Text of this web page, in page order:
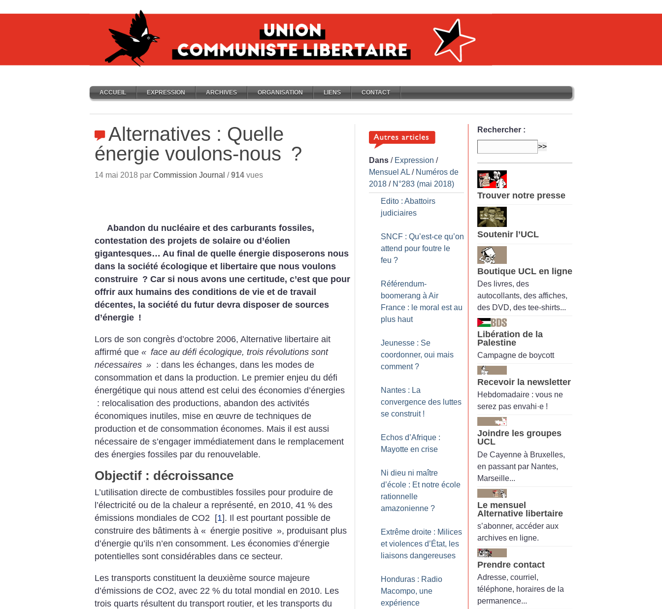
ACCUEIL EXPRESSION ARCHIVES ORGANISATION LIENS CONTACT
Alternatives : Quelle
énergie voulons-nous ?
14 mai 2018 par Commission Journal /914 vues
Abandon du nucléaire et des carburants fossiles,
contestation des projets de solaire ou d’éolien
gigantesques… Au final de quelle énergie disposerons nous
dans la société écologique et libertaire que nous voulons
construire ? Car si nous avons une certitude, c’est que pour
offrir aux humains des conditions de vie et de travail
décentes, la société du futur devra disposer de sources
d’énergie !
Lors de son congrès d’octobre 2006, Alternative libertaire ait
affirmé que « face au défi écologique, trois révolutions sont
nécessaires » : dans les échanges, dans les modes de
consommation et dans la production. Le premier enjeu du défi
énergétique qui nous attend est celui des économies d’énergies
: relocalisation des productions, abandon des activités
économiques inutiles, mise en œuvre de techniques de
production et de consommation économes. Mais il est aussi
nécessaire de s’engager immédiatement dans le remplacement
des énergies fossiles par du renouvelable.
Objectif : décroissance
L’utilisation directe de combustibles fossiles pour produire de
l’électricité ou de la chaleur a représenté, en 2010, 41 % des
émissions mondiales de CO2
[1]. Il est pourtant possible de
construire des bâtiments à « énergie positive », produisant plus
d’énergie qu’ils n’en consomment. Les économies d’énergie
potentielles sont considérables dans ce secteur.
Les transports constituent la deuxième source majeure
d’émissions de CO2, avec 22 % du total mondial en 2010. Les
trois quarts résultent du transport routier, et les transports du
Dans / Expression /
Mensuel AL / Numéros de
2018 / N°283 (mai 2018)
Edito : Abattoirs
judiciaires
SNCF : Qu’est-ce qu’on
attend pour foutre le
feu ?
Référendum-
boomerang à Air
France : le moral est au
plus haut
Jeunesse : Se
coordonner, oui mais
comment ?
Nantes : La
convergence des luttes
se construit !
Echos d’Afrique :
Mayotte en crise
Ni dieu ni maître
d’école : Et notre école
rationnelle
amazonienne ?
Extrême droite : Milices
et violences d’État, les
liaisons dangereuses
Honduras : Radio
Macompo, une
expérience
Rechercher :
Trouver notre presse
Soutenir l’UCL
Boutique UCL en ligne
Des livres, des
autocollants, des affiches,
des DVD, des tee-shirts...
Libération de la
Palestine
Campagne de boycott
Recevoir la newsletter
Hebdomadaire : vous ne
serez pas envahi·e !
Joindre les groupes
UCL
De Cayenne à Bruxelles,
en passant par Nantes,
Marseille...
Le mensuel
Alternative libertaire
s’abonner, accéder aux
archives en ligne.
Prendre contact
Adresse, courriel,
téléphone, horaires de la
permanence...